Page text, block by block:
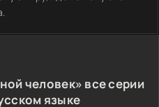
человек» все серии
языке